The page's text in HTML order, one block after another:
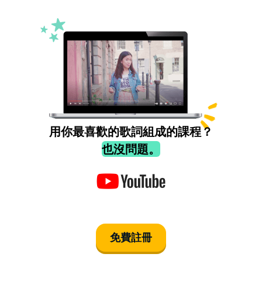
用你最喜歡的歌詞組成的課程？
也沒問題。
免費註冊